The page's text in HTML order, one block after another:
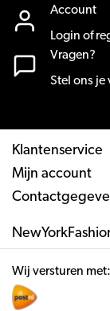
Account
Login of
Vragen?
Stel ons je
Klantenservice
Mijn account
Wij versturen met: